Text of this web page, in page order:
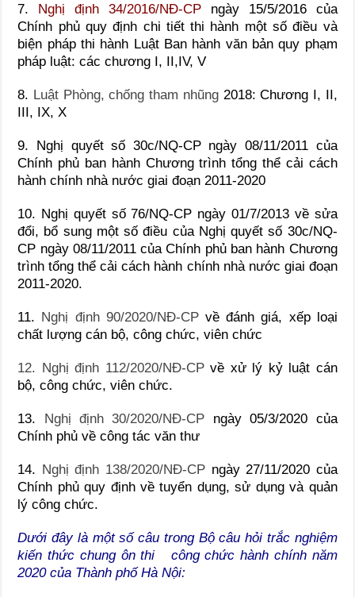
7. Nghị định 34/2016/NĐ-CP ngày 15/5/2016 của
Chính phủ quy định chi tiết thi hành một số điều và
biện pháp thi hành Luật Ban hành văn bản quy phạm
pháp luật: các chương I, II,IV, V
8. Luật Phòng, chống tham nhũng2018: Chương I, II,
III, IX, X
9. Nghị quyết số 30c/NQ-CP ngày 08/11/2011 của
Chính phủ ban hành Chương trình tổng thể cải cách
hành chính nhà nước giai đoạn 2011-2020
10. Nghị quyết số 76/NQ-CP ngày 01/7/2013 về sửa
đổi, bổ sung một số điều của Nghị quyết số 30c/NQ-
CP ngày 08/11/2011 của Chính phủ ban hành Chương
trình tổng thể cải cách hành chính nhà nước giai đoạn
2011-2020.
11. Nghị định 90/2020/NĐ-CPvề đánh giá, xếp loại
chất lượng cán bộ, công chức, viên chức
12. Nghị định 112/2020/NĐ-CPvề xử lý kỷ luật cán
bộ, công chức, viên chức.
13. Nghị định 30/2020/NĐ-CP ngày 05/3/2020 của
Chính phủ về công tác văn thư
14. Nghị định 138/2020/NĐ-CP ngày 27/11/2020 của
Chính phủ quy định về tuyển dụng, sử dụng và quản
lý công chức.
Dưới đây là một số câu trong Bộ câu hỏi trắc nghiệm
kiến thức chung ôn thi công chức hành chính năm
2020 của Thành phố Hà Nội: